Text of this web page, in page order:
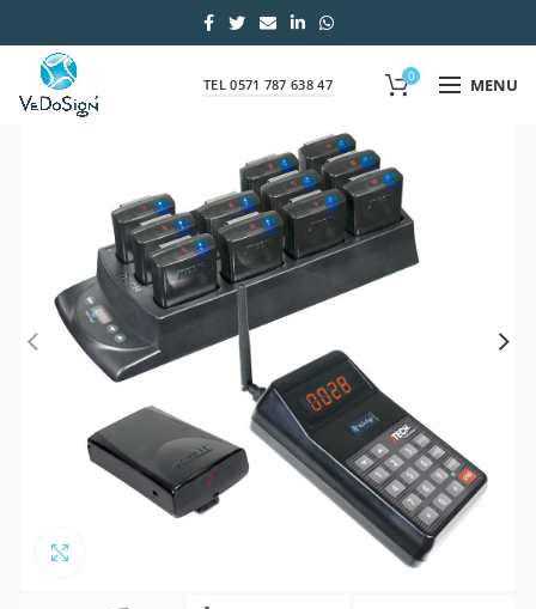
TEL 0571 787 638 47
0 MENU